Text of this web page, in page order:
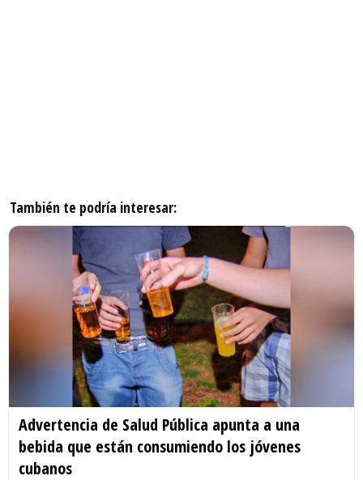
También te podría interesar:
Advertencia de Salud Pública apunta a una
bebida que están consumiendo los jóvenes
cubanos